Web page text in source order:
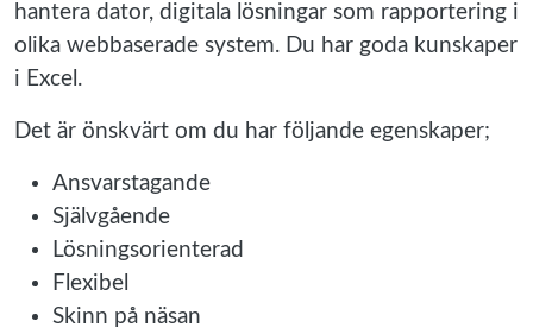
hantera dator, digitala lösningar som rapportering i
olika webbaserade system. Du har goda kunskaper
i Excel.
Det är önskvärt om du har följande egenskaper;
Ansvarstagande
Självgående
Lösningsorienterad
Flexibel
Skinn på näsan